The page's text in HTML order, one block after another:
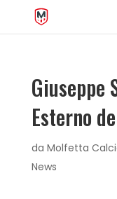
Giuseppe
Esterno
da Molfetta
News